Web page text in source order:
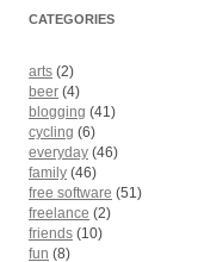
CATEGORIES
arts (2)
beer (4)
blogging (41)
cycling (6)
everyday (46)
family (46)
free software (51)
freelance (2)
friends (10)
fun (8)